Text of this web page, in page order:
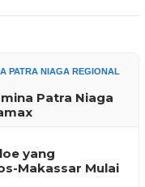
PATRA NIAGA REGIONAL
Patra Niaga
yang
Makassar Mulai